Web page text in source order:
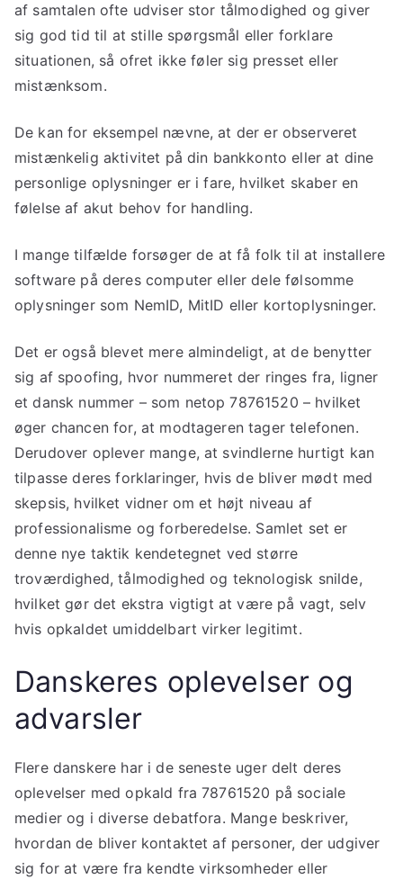
af samtalen ofte udviser stor tålmodighed og giver
sig god tid til at stille spørgsmål eller forklare
situationen, så ofret ikke føler sig presset eller
mistænksom.
De kan for eksempel nævne, at der er observeret
mistænkelig aktivitet på din bankkonto eller at dine
personlige oplysninger er i fare, hvilket skaber en
følelse af akut behov for handling.
I mange tilfælde forsøger de at få folk til at installere
software på deres computer eller dele følsomme
oplysninger som NemID, MitID eller kortoplysninger.
Det er også blevet mere almindeligt, at de benytter
sig af spoofing, hvor nummeret der ringes fra, ligner
et dansk nummer – som netop 78761520 – hvilket
øger chancen for, at modtageren tager telefonen.
Derudover oplever mange, at svindlerne hurtigt kan
tilpasse deres forklaringer, hvis de bliver mødt med
skepsis, hvilket vidner om et højt niveau af
professionalisme og forberedelse. Samlet set er
denne nye taktik kendetegnet ved større
troværdighed, tålmodighed og teknologisk snilde,
hvilket gør det ekstra vigtigt at være på vagt, selv
hvis opkaldet umiddelbart virker legitimt.
Danskeres oplevelser og
advarsler
Flere danskere har i de seneste uger delt deres
oplevelser med opkald fra 78761520 på sociale
medier og i diverse debatfora. Mange beskriver,
hvordan de bliver kontaktet af personer, der udgiver
sig for at være fra kendte virksomheder eller